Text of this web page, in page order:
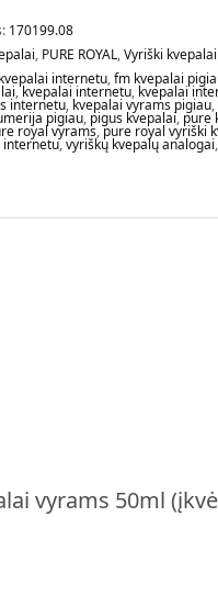
170199.08
, PURE ROYAL,Vyriški kvepalai
internetu,fm kvepalai
,kvepalai internetu, kvepalai
internetu, kvepalai vyrams pigiau,
pigiau, pigus kvepalai, pure
royal vyrams,pure royal vyriški
internetu,vyriškų kvepalų analogai,
vyrams 50ml